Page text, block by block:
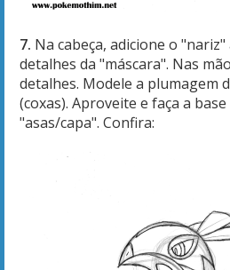
7. Na cabeça, adicione o
detalhes da "máscara". Nas
detalhes. Modele a plumagem
(coxas). Aproveite e faça a
"asas/capa". Confira: